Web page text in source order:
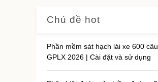
Chủ đề hot
Phần mềm sát hạch lái xe 600 câu
GPLX 2026 | Cài đặt và sử dụng